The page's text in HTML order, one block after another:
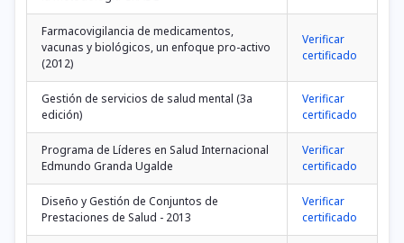
Farmacovigilancia de medicamentos,
vacunas y biológicos, un enfoque pro-activo
(2012)
Verificar
certificado
Gestión de servicios de salud mental (3a
edición)
Verificar
certificado
Programa de Líderes en Salud Internacional
Edmundo Granda Ugalde
Verificar
certificado
Diseño y Gestión de Conjuntos de
Prestaciones de Salud - 2013
Verificar
certificado